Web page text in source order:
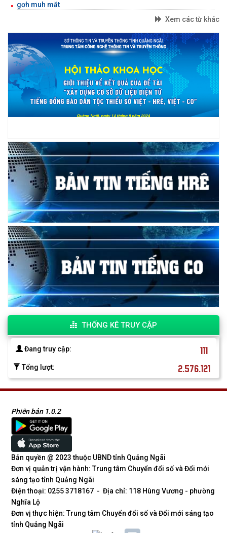
gơh muh măt
Xem các từ khác
THỐNG KÊ TRUY CẬP
111
Đang truy cập:
2.576.121
Tổng lượt:
Phiên bản 1.0.2
Bản quyền @ 2023 thuộc UBND tỉnh Quảng Ngãi
Đơn vị quản trị vận hành: Trung tâm Chuyển đổi số và Đổi mới
sáng tạo tỉnh Quảng Ngãi
Điện thoại: 0255 3718167 - Địa chỉ: 118 Hùng Vương - phường
Nghĩa Lộ
Đơn vị thực hiện: Trung tâm Chuyển đổi số và Đổi mới sáng tạo
tỉnh Quảng Ngãi